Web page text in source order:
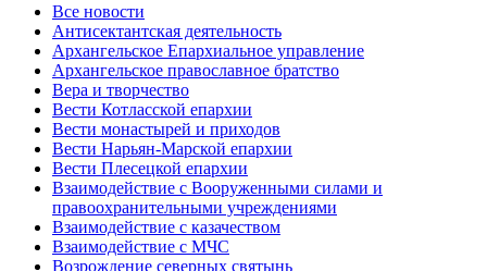
Все новости
Антисектантская деятельность
Архангельское Епархиальное управление
Архангельское православное братство
Вера и творчество
Вести Котласской епархии
Вести монастырей и приходов
Вести Нарьян-Марской епархии
Вести Плесецкой епархии
Взаимодействие с Вооруженными силами и
правоохранительными учреждениями
Взаимодействие с казачеством
Взаимодействие с МЧС
Возрождение северных святынь